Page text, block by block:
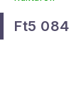
Ft5 084